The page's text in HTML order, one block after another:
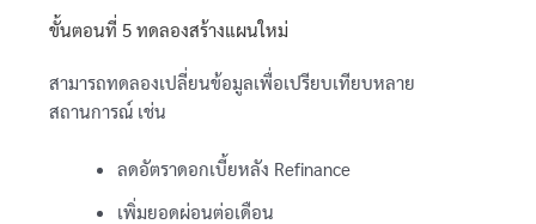
ขั้นตอนที่ 5 ทดลองสร้างแผนใหม่
สามารถทดลองเปลี่ยนข้อมูลเพื่อเปรียบเทียบหลาย
สถานการณ์ เช่น
ลดอัตราดอกเบี้ยหลัง Refinance
เพิ่มยอดผ่อนต่อเดือน